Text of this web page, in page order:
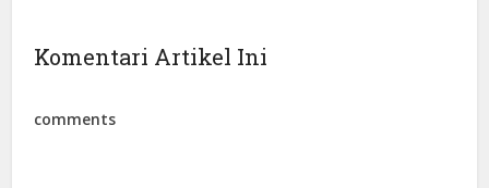
Komentari Artikel Ini
comments